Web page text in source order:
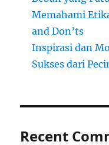
Memahami
and Don’ts
Inspirasi dan
Sukses dari
Recent